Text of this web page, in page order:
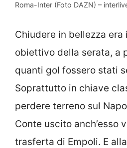
Roma-Inter (Foto DAZN) –
Chiudere in bellezza
obiettivo della serata, a
quanti gol fossero stati
Soprattutto in chiave
perdere terreno sul
Conte uscito anch’esso
trasferta di Empoli. E